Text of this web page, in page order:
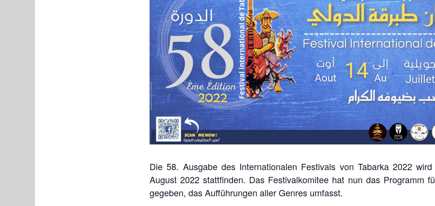
Die 58. Ausgabe des Internationalen Festivals von Tabarka 2022
August 2022 stattfinden. Das Festivalkomitee hat nun das Programm
gegeben, das Aufführungen aller Genres umfasst.